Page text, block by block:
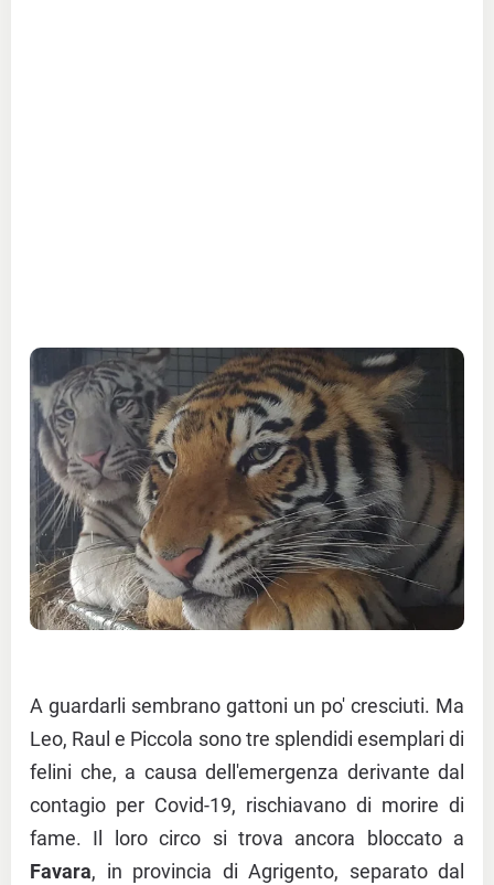
A guardarli sembrano gattoni un po' cresciuti. Ma
Leo, Raul e Piccola sono tre splendidi esemplari di
felini che, a causa dell'emergenza derivante dal
contagio per Covid-19, rischiavano di morire di
fame. Il loro circo si trova ancora bloccato a
Favara, in provincia di Agrigento, separato dal